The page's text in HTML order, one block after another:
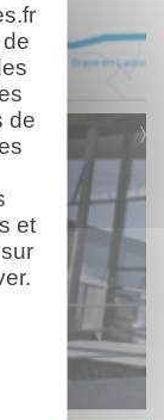
de
et